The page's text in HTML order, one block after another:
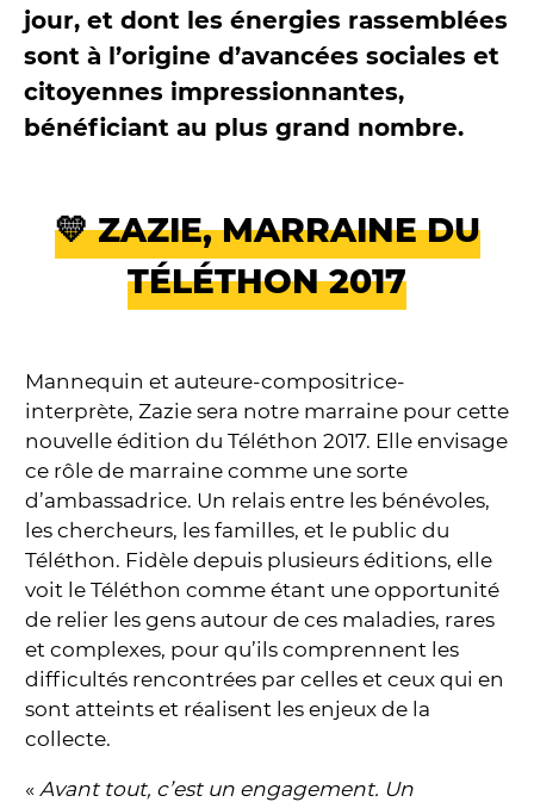
jour, et dont les énergies rassemblées
sont à l’origine d’avancées sociales et
citoyennes impressionnantes,
bénéficiant au plus grand nombre.
💛 ZAZIE, MARRAINE DU
TÉLÉTHON 2017
Mannequin et auteure-compositrice-
interprète, Zazie sera notre marraine pour cette
nouvelle édition du Téléthon 2017. Elle envisage
ce rôle de marraine comme une sorte
d’ambassadrice. Un relais entre les bénévoles,
les chercheurs, les familles, et le public du
Téléthon. Fidèle depuis plusieurs éditions, elle
voit le Téléthon comme étant une opportunité
de relier les gens autour de ces maladies, rares
et complexes, pour qu’ils comprennent les
difficultés rencontrées par celles et ceux qui en
sont atteints et réalisent les enjeux de la
collecte.
« Avant tout, c’est un engagement. Un